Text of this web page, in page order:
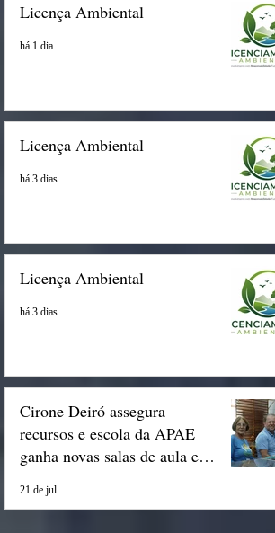
Licença Ambiental
há 1 dia
Licença Ambiental
há 3 dias
Licença Ambiental
há 3 dias
Cirone Deiró assegura
recursos e escola da APAE
ganha novas salas de aula em
21 de jul.